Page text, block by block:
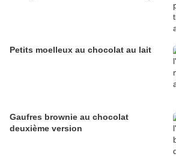
Petits moelleux au chocolat au lait
Gaufres brownie au chocolat
deuxième version